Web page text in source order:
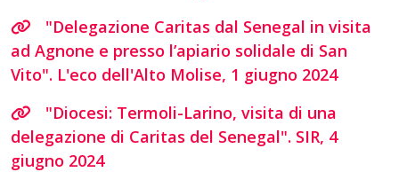
"Delegazione Caritas dal Senegal in visita
ad Agnone e presso l’apiario solidale di San
Vito". L'eco dell'Alto Molise, 1 giugno 2024
"Diocesi: Termoli-Larino, visita di una
delegazione di Caritas del Senegal". SIR, 4
giugno 2024